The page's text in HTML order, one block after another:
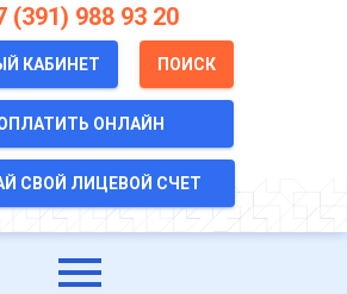
(391) 988 93 20
КАБИНЕТ ПОИСК
ОНЛАЙН
СВОЙ ЛИЦЕВОЙ СЧЕТ